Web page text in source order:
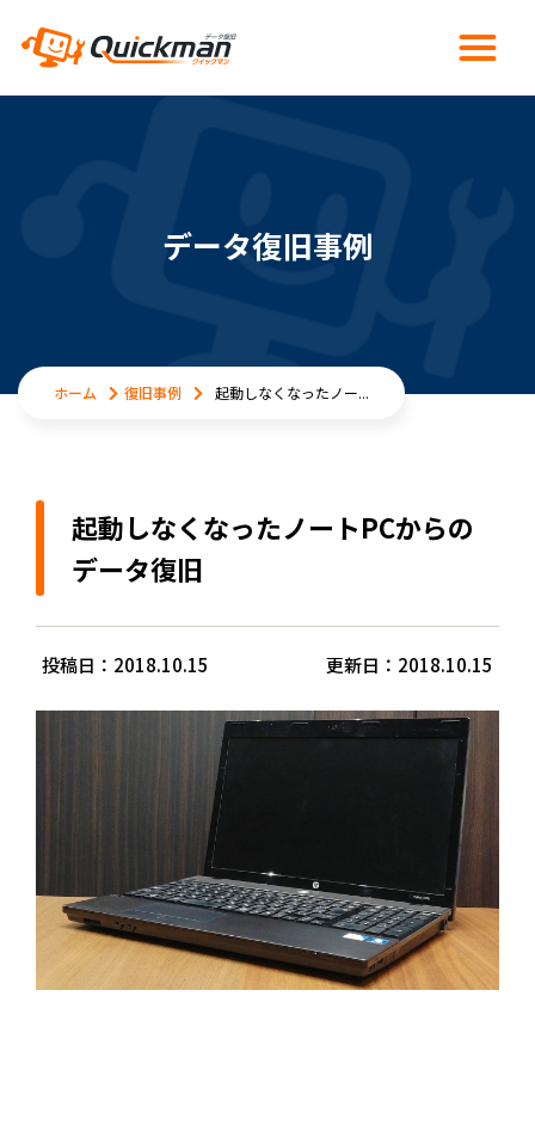
データ復旧事例
ホーム 復旧事例 起動しなくなったノー...
起動しなくなったノートPCからの
データ復旧
投稿日：2018.10.15 更新日：2018.10.15